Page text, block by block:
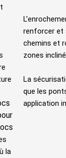
la
renforcer et
chemins et
zones
La
que les
application